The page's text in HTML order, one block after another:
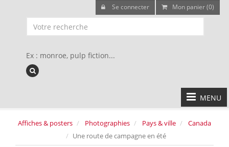
Se connecter Mon panier (0)
Ex : monroe, pulp fiction...
MENU
Affiches & posters Photographies Pays & ville
Canada
Une route de campagne en été